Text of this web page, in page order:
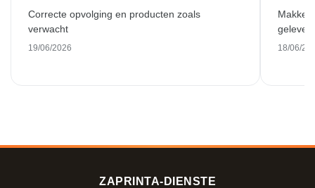
Correcte opvolging en producten zoals
verwacht
19/06/2026 18/06/
ZAPRINTA-DIENSTE